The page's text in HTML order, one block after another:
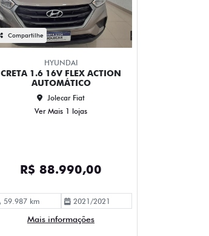
Compartilhe
HYUNDAI
CRETA 1.6 16V FLEX ACTION
AUTOMÁTICO
Jolecar Fiat
Ver Mais 1 lojas
R$ 88.990,00
59.987 km 2021/2021
Mais informações